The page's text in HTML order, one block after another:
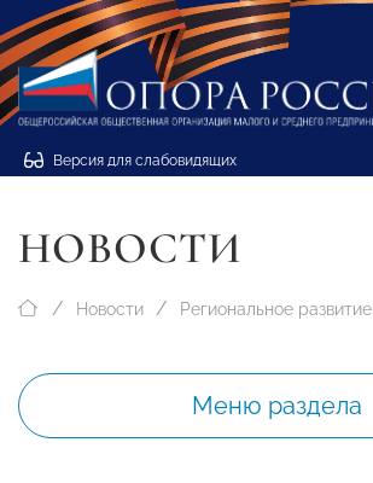
Версия для слабовидящих
НОВОСТИ
Новости Региональное развитие
Меню раздела